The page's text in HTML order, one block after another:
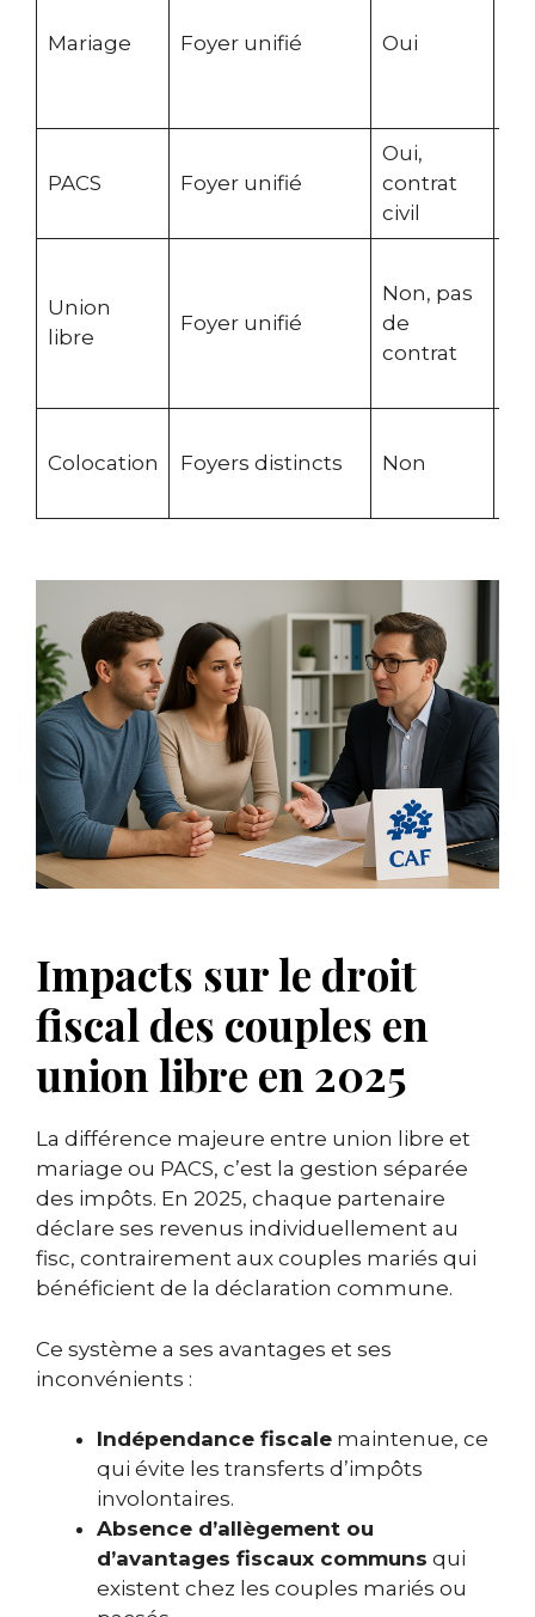
Mariage Foyer unifié Oui
PACS Foyer unifié
Oui,
contrat
civil
Union
libre
Foyer unifié
Non, pas
de
contrat
Colocation Foyers distincts Non
Impacts sur le droit
fiscal des couples en
union libre en 2025
La différence majeure entre union libre et
mariage ou PACS, c’est la gestion séparée
des impôts. En 2025, chaque partenaire
déclare ses revenus individuellement au
fisc, contrairement aux couples mariés qui
bénéficient de la déclaration commune.
Ce système a ses avantages et ses
inconvénients :
Indépendance fiscale maintenue, ce
qui évite les transferts d’impôts
involontaires.
Absence d’allègement ou
d’avantages fiscaux communs qui
existent chez les couples mariés ou